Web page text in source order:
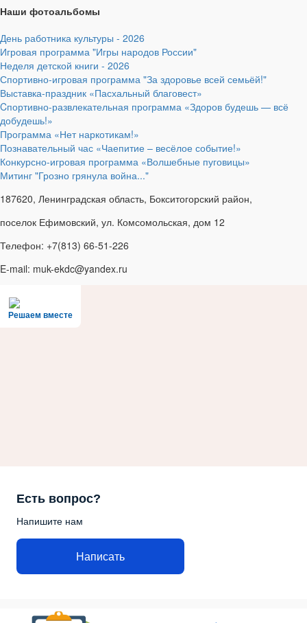
Наши фотоальбомы
День работника культуры - 2026
Игровая программа "Игры народов России"
Неделя детской книги - 2026
Спортивно-игровая программа "За здоровье всей семьёй!"
Выставка-праздник «Пасхальный благовест»
Cпортивно-развлекательная программа «Здоров будешь — всё
добудешь!»
Программа «Нет наркотикам!»
Познавательный час «Чаепитие – весёлое событие!»
Конкурсно-игровая программа «Волшебные пуговицы»
Митинг "Грозно грянула война..."
187620, Ленинградская область, Бокситогорский район,
поселок Ефимовский, ул. Комсомольская, дом 12
Телефон: +7(813) 66-51-226
E-mail: muk-ekdc@yandex.ru
Решаем вместе
Есть вопрос?
Напишите нам
Написать